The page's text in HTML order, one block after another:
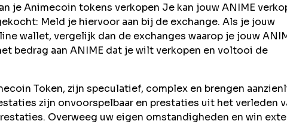
je Animecoin tokens verkopen Je kan jouw ANIME
Meld je hiervoor aan bij de exchange. Als je jouw
wallet, vergelijk dan de exchanges waarop je jouw
bedrag aan ANIME dat je wilt verkopen en voltooi de
Token, zijn speculatief, complex en brengen
zijn onvoorspelbaar en prestaties uit het verleden
Overweeg uw eigen omstandigheden en win